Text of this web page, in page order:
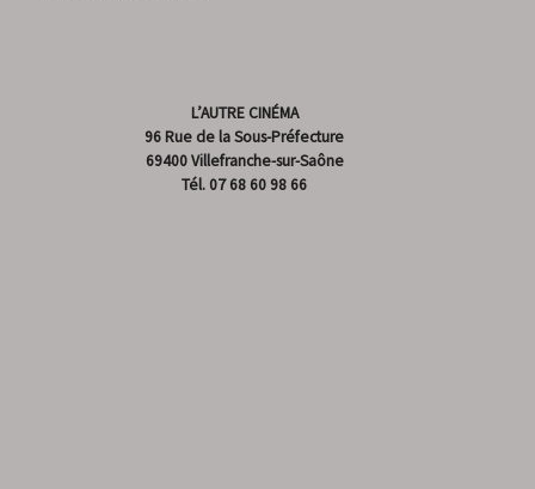
L’AUTRE CINÉMA
96 Rue de la Sous-Préfecture
69400 Villefranche-sur-Saône
Tél. 07 68 60 98 66